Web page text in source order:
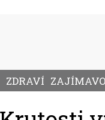
ZDRAVÍ